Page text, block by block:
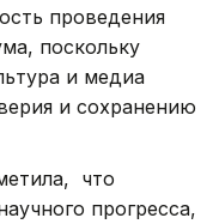
проведения
поскольку
и медиа
и сохранению
что
прогресса,